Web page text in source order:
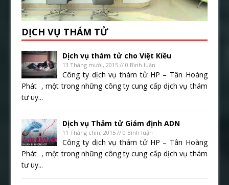
DỊCH VỤ THÁM TỬ
Dịch vụ thám tử cho Việt Kiều
13 Tháng mười, 2015 // 0 Bình luận
Công ty dịch vụ thám tử HP – Tân Hoàng
Phát , một trong những công ty cung cấp dịch vụ thám
tư uy...
Dịch vụ Thảm tử Giám định ADN
11 Tháng chín, 2015 // 0 Bình luận
Công ty dịch vụ thám tử HP – Tân Hoàng
Phát , một trong những công ty cung cấp dịch vụ thám
tư uy...